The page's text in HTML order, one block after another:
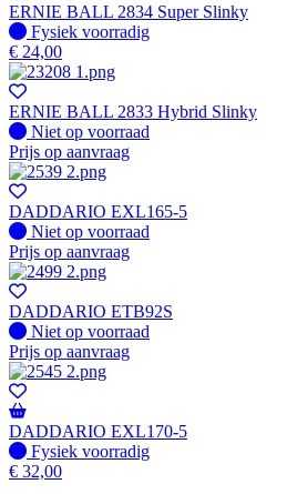
ERNIE BALL 2834 Super Slinky
Fysiek voorradig
Fysiek voorradig
€ 24,00
ERNIE BALL 2833 Hybrid Slinky
Fysiek voorradig
Niet op voorraad
Prijs op aanvraag
DADDARIO EXL165-5
Fysiek voorradig
Niet op voorraad
Prijs op aanvraag
DADDARIO ETB92S
Fysiek voorradig
Niet op voorraad
Prijs op aanvraag
DADDARIO EXL170-5
Fysiek voorradig
Fysiek voorradig
€ 32,00